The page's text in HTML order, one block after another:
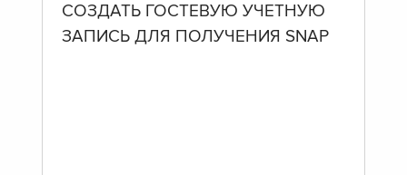
СОЗДАТЬ ГОСТЕВУЮ УЧЕТНУЮ
ЗАПИСЬ ДЛЯ ПОЛУЧЕНИЯ SNAP